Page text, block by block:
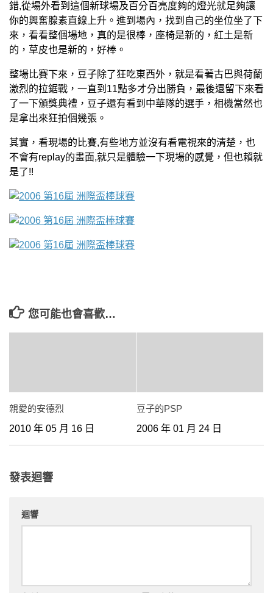
錯,從場外看到這個新球場及百分百亮度夠的燈光就足夠讓
你的興奮腺素直線上升。進到場內，找到自己的坐位坐了下
來，看看整個場地，真的是很棒，座椅是新的，紅土是新
的，草皮也是新的，好棒。
整場比賽下來，豆子除了狂吃東西外，就是看著古巴與荷蘭
激烈的拉鋸戰，一直到11點多才分出勝負，最後還留下來看
了一下頒獎典禮，豆子還有看到中華隊的選手，相機當然也
是拿出來狂拍個幾張。
其實，看現場的比賽,有些地方並沒有看電視來的清楚，也
不會有replay的畫面,就只是體驗一下現場的感覺，但也賴就
是了!!
您可能也會喜歡…
親愛的安德烈
2010 年 05 月 16 日
豆子的PSP
2006 年 01 月 24 日
發表迴響
迴響